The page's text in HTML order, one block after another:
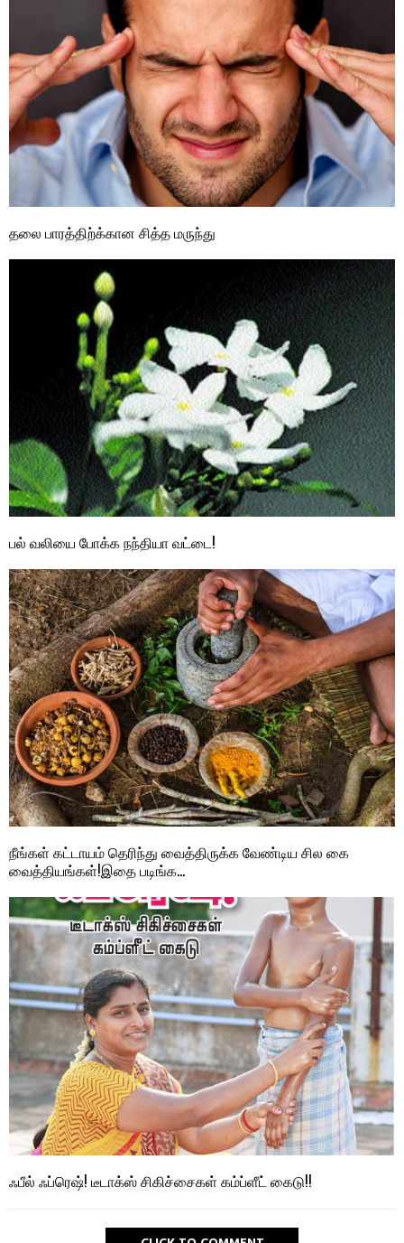
தலை பாரத்திற்க்கான சித்த மருந்து
பல் வலியை போக்க நந்தியா வட்டை!
நீங்கள் கட்டாயம் தெரிந்து வைத்திருக்க வேண்டிய சில கை
வைத்தியங்கள்!இதை படிங்க…
ஃபீல் ஃப்ரெஷ்! டீடாக்ஸ் சிகிச்சைகள் கம்ப்ளீட் கைடு!!